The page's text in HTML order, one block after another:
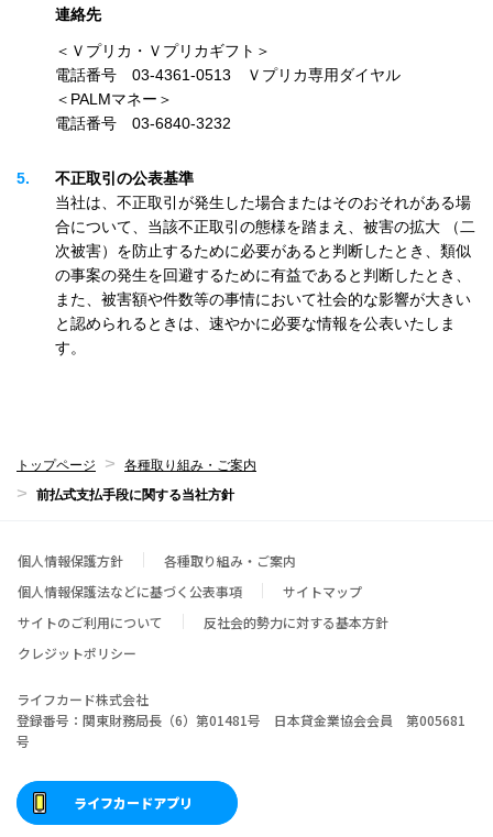
連絡先
＜Ｖプリカ・Ｖプリカギフト＞
電話番号 03-4361-0513 Ｖプリカ専用ダイヤル
＜PALMマネー＞
電話番号 03-6840-3232
5
不正取引の公表基準
当社は、不正取引が発生した場合またはそのおそれがある場
合について、当該不正取引の態様を踏まえ、被害の拡大 （二
次被害）を防止するために必要があると判断したとき、類似
の事案の発生を回避するために有益であると判断したとき、
また、被害額や件数等の事情において社会的な影響が大きい
と認められるときは、速やかに必要な情報を公表いたしま
す。
トップページ
各種取り組み・ご案内
前払式支払手段に関する当社方針
個人情報保護方針
各種取り組み・ご案内
個人情報保護法などに基づく公表事項
サイトマップ
サイトのご利用について
反社会的勢力に対する基本方針
クレジットポリシー
ライフカード株式会社
登録番号：関東財務局長（6）第01481号 日本貸金業協会会員 第005681
号
ライフカードアプリ